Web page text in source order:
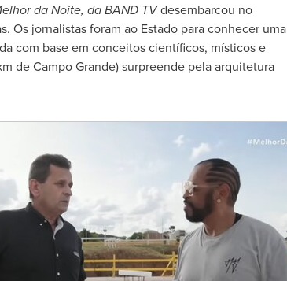
da Noite, da BAND TVdesembarcou no
Os jornalistas foram ao Estado para conhecer uma
com base em conceitos científicos, místicos e
de Campo Grande) surpreende pela arquitetura